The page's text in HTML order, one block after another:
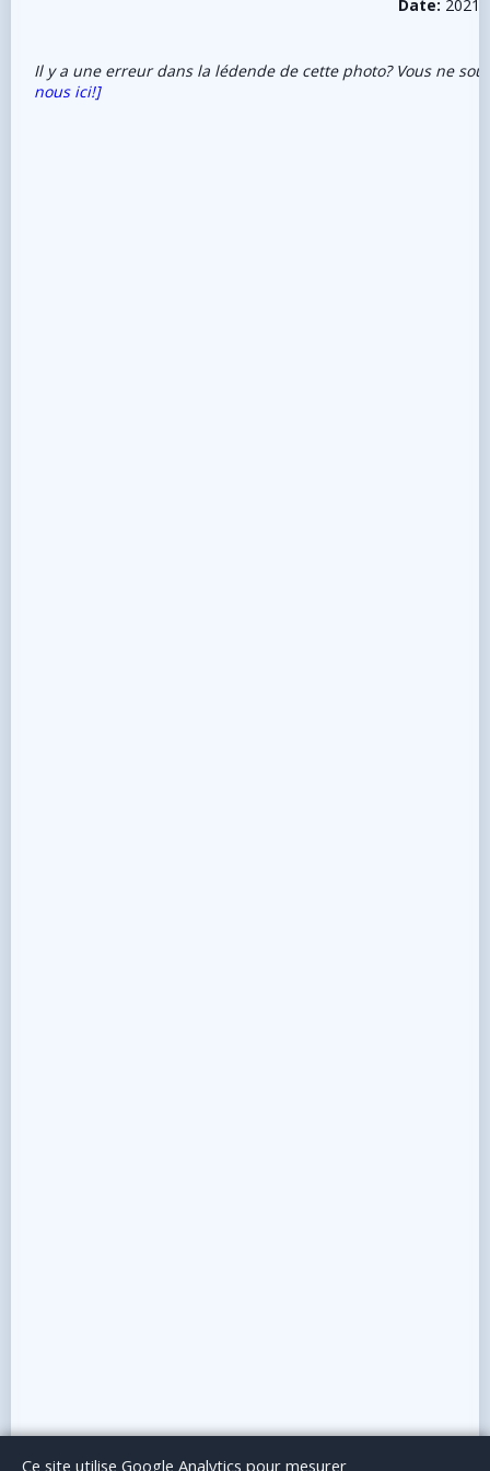
Date: 2021-
Il y a une erreur dans la lédende de cette photo? Vous ne
nous ici!]
Le BlogPublicité Articles invitésMentions Légales
Ce site utilise Google Analytics pour mesurer